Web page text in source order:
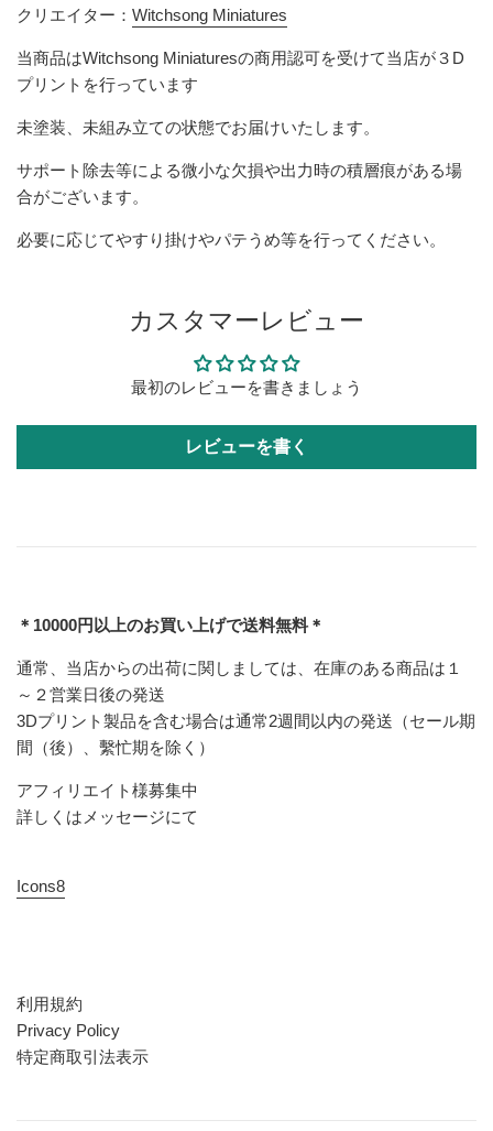
クリエイター： Witchsong Miniatures
当商品はWitchsong Miniaturesの商用認可を受けて当店が３D
プリントを行っています
未塗装、未組み立ての状態でお届けいたします。
サポート除去等による微小な欠損や出力時の積層痕がある場
合がございます。
必要に応じてやすり掛けやパテうめ等を行ってください。
カスタマーレビュー
最初のレビューを書きましょう
レビューを書く
＊10000円以上のお買い上げで送料無料＊
通常、当店からの出荷に関しましては、在庫のある商品は１
～２営業日後の発送
3Dプリント製品を含む場合は通常2週間以内の発送（セール期
間（後）、繫忙期を除く）
アフィリエイト様募集中
詳しくはメッセージにて
Icons8
利用規約
Privacy Policy
特定商取引法表示